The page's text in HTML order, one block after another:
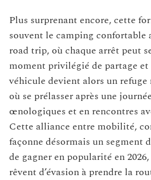
Plus surprenant encore, cette
souvent le camping confortable
road trip, où chaque arrêt peut
moment privilégié de partage
véhicule devient alors un
où se prélasser après une
œnologiques et en rencontres
Cette alliance entre mobilité,
façonne désormais un segment
de gagner en popularité en
rêvent d’évasion à prendre la